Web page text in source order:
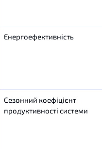
Енергоефективність
Сезонний коефіцієнт
продуктивності системи